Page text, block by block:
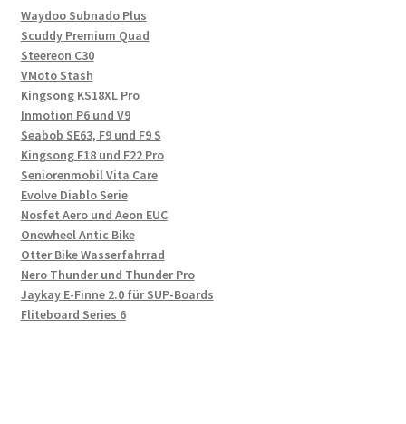
Waydoo Subnado Plus
Scuddy Premium Quad
Steereon C30
VMoto Stash
Kingsong KS18XL Pro
Inmotion P6 und V9
Seabob SE63, F9 und F9 S
Kingsong F18 und F22 Pro
Seniorenmobil Vita Care
Evolve Diablo Serie
Nosfet Aero und Aeon EUC
Onewheel Antic Bike
Otter Bike Wasserfahrrad
Nero Thunder und Thunder Pro
Jaykay E-Finne 2.0 für SUP-Boards
Fliteboard Series 6